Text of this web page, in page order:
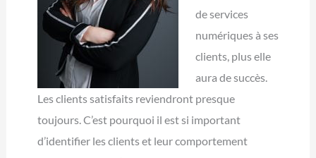
de services
numériques à ses
clients, plus elle
aura de succès.
Les clients satisfaits reviendront presque
toujours. C’est pourquoi il est si important
d’identifier les clients et leur comportement